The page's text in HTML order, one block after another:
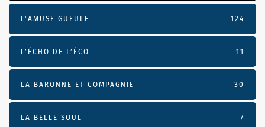
L'AMUSE GUEULE 124
L’ÉCHO DE L’ÉCO 11
LA BARONNE ET COMPAGNIE 30
LA BELLE SOUL 7